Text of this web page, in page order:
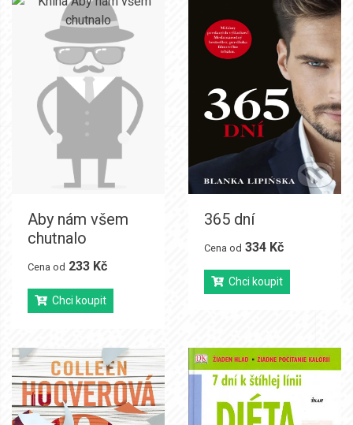
Aby nám všem
chutnalo
Cena od 233 Kč
Chci koupit
365 dní
Cena od 334 Kč
Chci koupit